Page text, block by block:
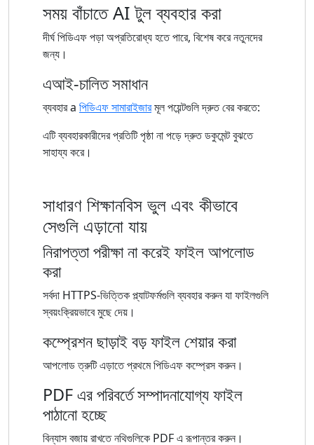
সময় বাঁচাতে AI টুল ব্যবহার করা
দীর্ঘ পিডিএফ পড়া অপ্রতিরোধ্য হতে পারে, বিশেষ করে নতুনদের
জন্য।
এআই-চালিত সমাধান
ব্যবহার a পিডিএফ সামারাইজারমূল পয়েন্টগুলি দ্রুত বের করতে:
এটি ব্যবহারকারীদের প্রতিটি পৃষ্ঠা না পড়ে দ্রুত ডকুমেন্ট বুঝতে
সাহায্য করে।
সাধারণ শিক্ষানবিস ভুল এবং কীভাবে
সেগুলি এড়ানো যায়
নিরাপত্তা পরীক্ষা না করেই ফাইল আপলোড
করা
সর্বদা HTTPS-ভিত্তিক প্ল্যাটফর্মগুলি ব্যবহার করুন যা ফাইলগুলি
স্বয়ংক্রিয়ভাবে মুছে দেয়।
কম্প্রেশন ছাড়াই বড় ফাইল শেয়ার করা
আপলোড ত্রুটি এড়াতে প্রথমে পিডিএফ কম্প্রেস করুন।
PDF এর পরিবর্তে সম্পাদনাযোগ্য ফাইল
পাঠানো হচ্ছে
বিন্যাস বজায় রাখতে নথিগুলিকে PDF এ রূপান্তর করুন।